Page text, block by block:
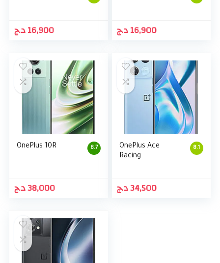
16,900د.ج 16,900د.ج
8.7
OnePlus 10R
38,000د.ج
8.1
OnePlus Ace
Racing
34,500د.ج